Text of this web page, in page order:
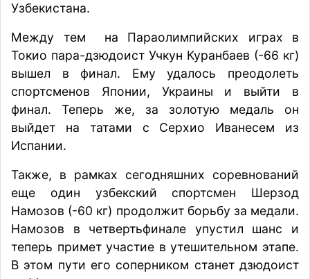
Узбекистана.
Между тем на Параолимпийских играх в
Токио пара-дзюдоист Учкун Куранбаев (-66 кг)
вышел в финал. Ему удалось преодолеть
спортсменов Японии, Украины и выйти в
финал. Теперь же, за золотую медаль он
выйдет на татами с Серхио Иванесем из
Испании.
Также, в рамках сегодняшних соревнований
еще один узбекский спортсмен Шерзод
Намозов (-60 кг) продолжит борьбу за медали.
Намозов в четвертьфинале упустил шанс и
теперь примет участие в утешительном этапе.
В этом пути его соперником станет дзюдоист